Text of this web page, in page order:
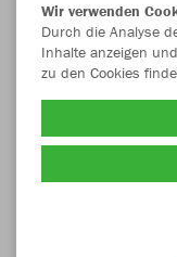
Wir verwenden
Durch die Analyse
Inhalte anzeigen
zu den Cookies